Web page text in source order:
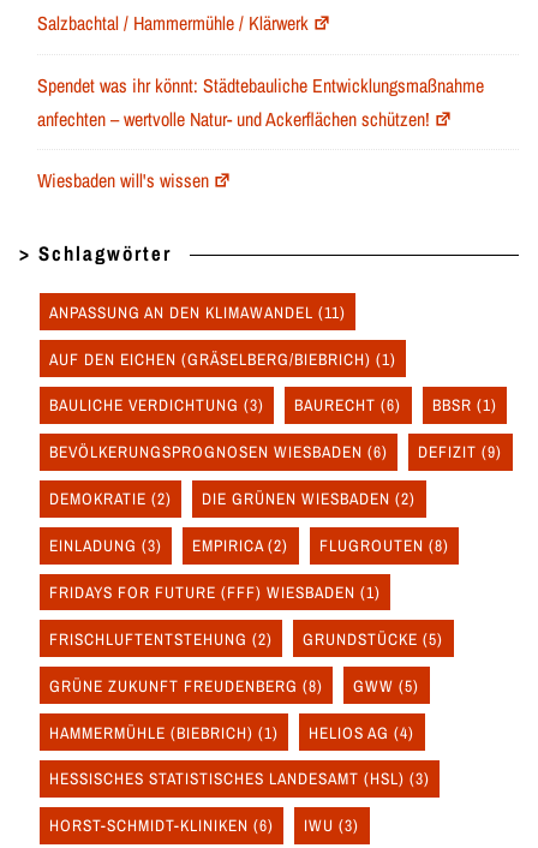
Salzbachtal / Hammermühle / Klärwerk
Spendet was ihr könnt: Städtebauliche Entwicklungsmaßnahme
anfechten – wertvolle Natur- und Ackerflächen schützen!
Wiesbaden will's wissen
> Schlagwörter
ANPASSUNG AN DEN KLIMAWANDEL (11)
AUF DEN EICHEN (GRÄSELBERG/BIEBRICH) (1)
BAULICHE VERDICHTUNG (3) BAURECHT (6) BBSR (1)
BEVÖLKERUNGSPROGNOSEN WIESBADEN (6) DEFIZIT (9)
DEMOKRATIE (2) DIE GRÜNEN WIESBADEN (2)
EINLADUNG (3) EMPIRICA(2) FLUGROUTEN (8)
FRIDAYS FOR FUTURE (FFF) WIESBADEN (1)
FRISCHLUFTENTSTEHUNG (2) GRUNDSTÜCKE (5)
GRÜNE ZUKUNFT FREUDENBERG (8) GWW (5)
HAMMERMÜHLE (BIEBRICH) (1) HELIOS AG (4)
HESSISCHES STATISTISCHES LANDESAMT (HSL) (3)
HORST-SCHMIDT-KLINIKEN (6) IWU (3)